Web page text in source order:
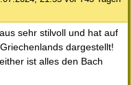
sehr stilvoll und hat auf
dargestellt!
ist alles den Bach